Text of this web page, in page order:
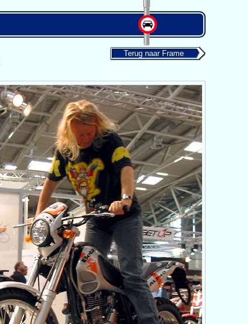
Terug naar Frame